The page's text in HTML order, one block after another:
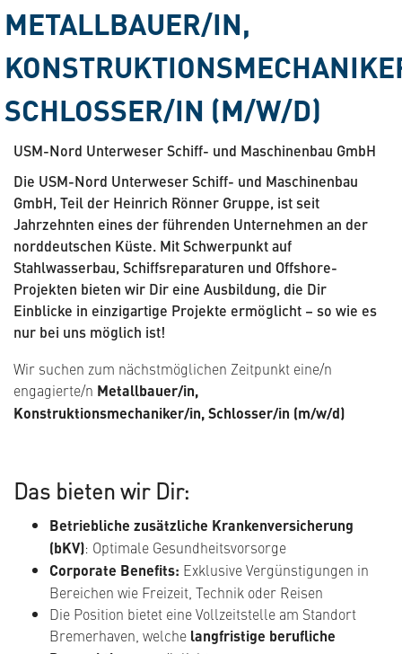
METALLBAUER/IN,
SCHLOSSER/IN (M/W/D)
USM-Nord Unterweser Schiff- und Maschinenbau GmbH
Die USM-Nord Unterweser Schiff- und Maschinenbau
GmbH, Teil der Heinrich Rönner Gruppe, ist seit
Jahrzehnten eines der führenden Unternehmen an der
norddeutschen Küste. Mit Schwerpunkt auf
Stahlwasserbau, Schiffsreparaturen und Offshore-
Projekten bieten wir Dir eine Ausbildung, die Dir
Einblicke in einzigartige Projekte ermöglicht – so wie es
nur bei uns möglich ist!
Wir suchen zum nächstmöglichen Zeitpunkt eine/n
engagierte/n Metallbauer/in,
Konstruktionsmechaniker/in, Schlosser/in (m/w/d)
Das bieten wir Dir:
Betriebliche zusätzliche Krankenversicherung
(bKV): Optimale Gesundheitsvorsorge
Corporate Benefits: Exklusive Vergünstigungen in
Bereichen wie Freizeit, Technik oder Reisen
Die Position bietet eine Vollzeitstelle am Standort
Bremerhaven, welche langfristige berufliche